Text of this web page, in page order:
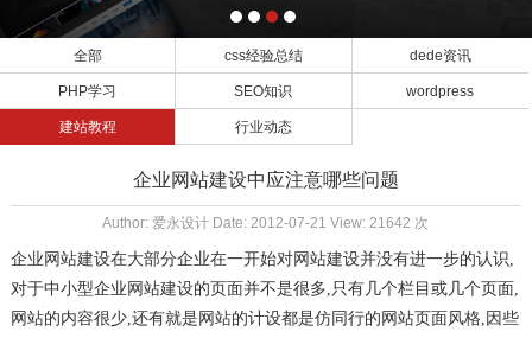
全部 css经验总结 dede资讯
PHP学习 SEO知识 wordpress
建站教程 行业动态
企业网站建设中应注意哪些问题
Author: 爱永设计 Date: 2012-07-21 View: 21642 次
企业网站建设在大部分企业在一开始对网站建设并没有进一步的认识,
对于中小型企业网站建设的页面并不是很多,只有几个栏目或几个页面,
网站的内容很少,还有就是网站的计设都是仿同行的网站页面风格,因些